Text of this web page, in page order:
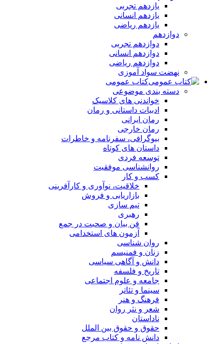
یازدهم تجربی
یازدهم انسانی
یازدهم ریاضی
دوازدهم
دوازدهم تجربی
دوازدهم انسانی
دوازدهم ریاضی
نهضت سواد آموزی
کتاب عمومی
دسته بندی موضوعی
خواندنی های کلاسیک
ادبیات داستانی و رمان
رمان ایرانی
رمان خارجی
بیوگرافی، سفرنامه و خاطرات
داستان های کوتاه
توسعه فردی
روانشناسی موفقیت
کسب و کار
خلاقیت، نوآوری و کارآفرینی
بازاریابی و فروش
تیم سازی
رهبری
فن بیان و صحبت در جمع
آزمون های استخدامی
روان شناسی
زنان و فمنیسم
دانش و آگاهی سیاسی
تاریخ و فلسفه
جامعه و علوم اجتماعی
سینما و تئاتر
فرهنگ و هنر
شعر و نثر روان
ناداستان
حقوق و حقوق بین الملل
دانش نامه و کتاب مرجع